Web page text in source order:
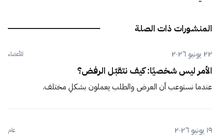
المنشورات ذات الصلة
٢٢ يونيو ٢٠٢٦ للأعضاء
الأمر ليس شخصيًا: كيف نتقبّل الرفض؟
عندما نستوعب أن العرض والطلب يعملون بشكلٍ مختلف.
١٩ يونيو ٢٠٢٦ عام